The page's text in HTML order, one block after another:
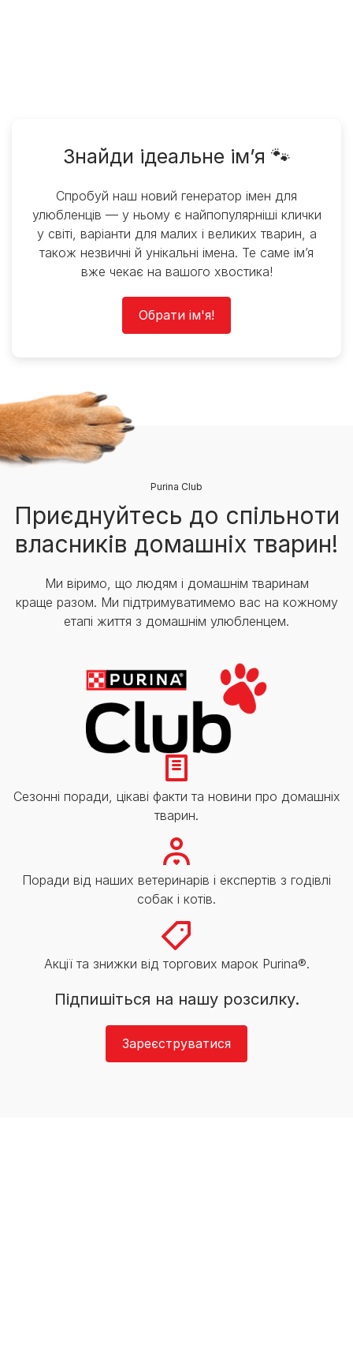
Знайди ідеальне ім’я 🐾
Спробуй наш новий генератор імен для
улюбленців — у ньому є найпопулярніші клички
у світі, варіанти для малих і великих тварин, а
також незвичні й унікальні імена. Те саме ім’я
вже чекає на вашого хвостика!
Обрати ім'я!
Purina Club
Приєднуйтесь до спільноти
власників домашніх тварин!
Ми віримо, що людям і домашнім тваринам
краще разом. Ми підтримуватимемо вас на кожному
етапі життя з домашнім улюбленцем.
Сезонні поради, цікаві факти та новини про домашніх
тварин.
Поради від наших ветеринарів і експертів з годівлі
собак і котів.
Акції та знижки від торгових марок Purina®.
Підпишіться на нашу розсилку.
Зареєструватися